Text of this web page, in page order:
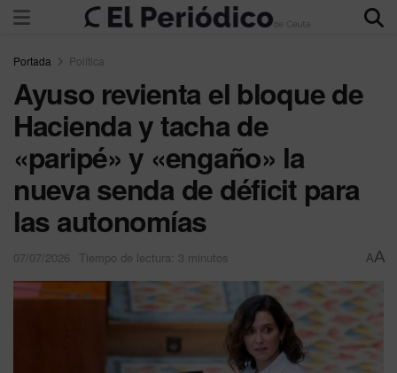
Portada Política
Ayuso revienta el bloque de
Hacienda y tacha de
«paripé» y «engaño» la
nueva senda de déficit para
las autonomías
07/07/2026 Tiempo de lectura: 3 minutos AA